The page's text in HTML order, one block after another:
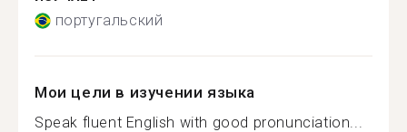
португальский
Мои цели в изучении языка
Speak fluent English with good pronunciation...